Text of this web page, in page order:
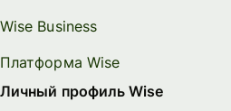
Wise Business
Платформа Wise
Личный профиль Wise